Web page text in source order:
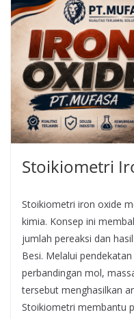
Stoikiometri
Stoikiometri iron oxide
kimia. Konsep ini
jumlah pereaksi dan
Besi. Melalui
perbandingan mol,
tersebut menghasilkan
Stoikiometri membantu